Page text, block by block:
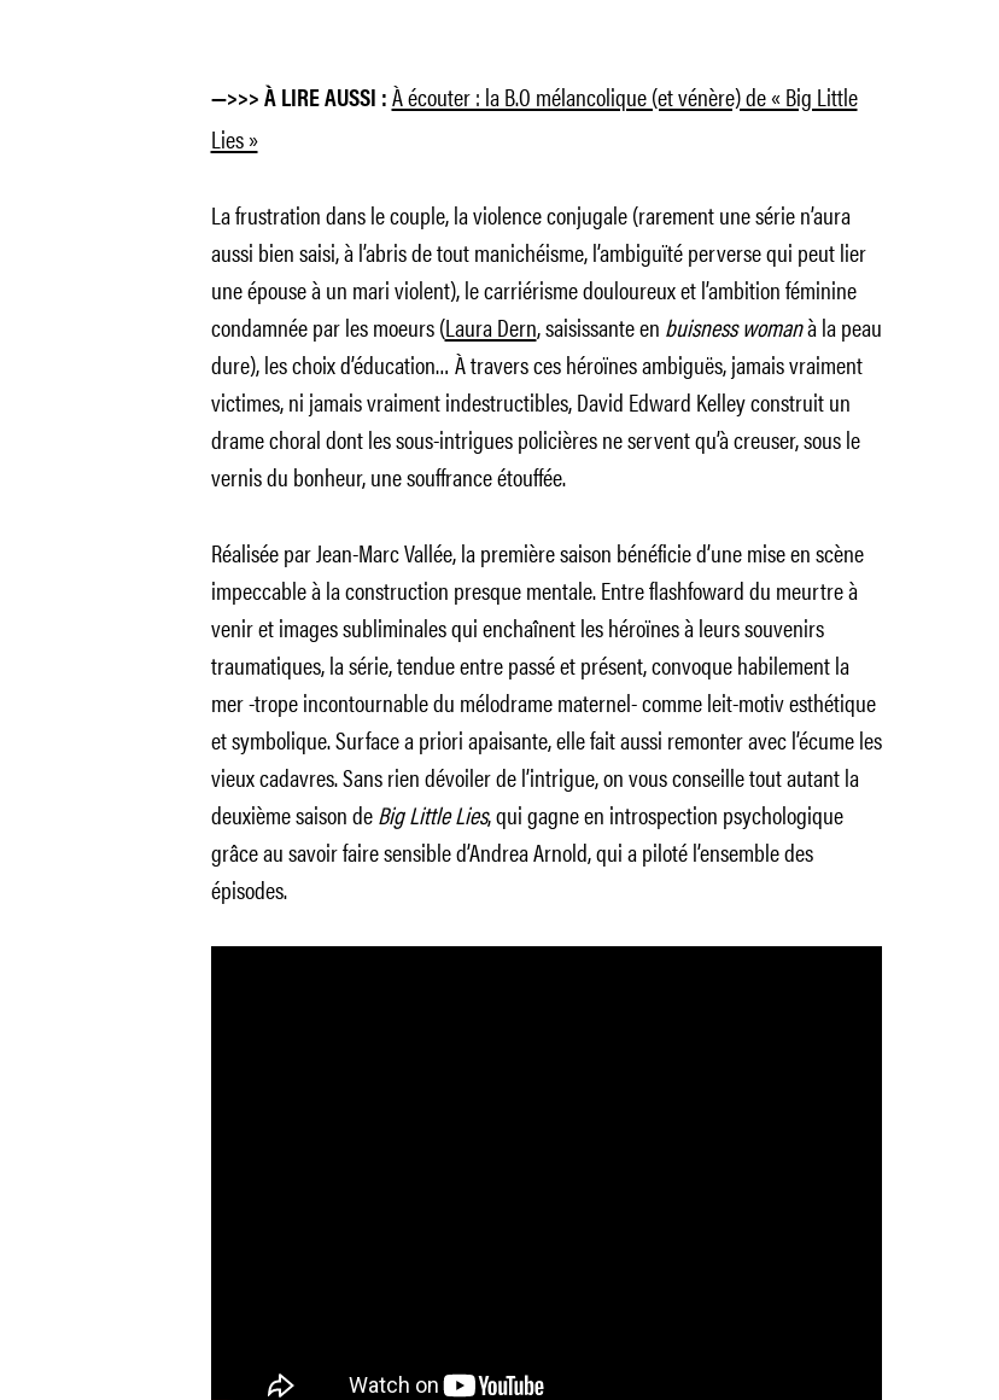
—>>> À LIRE AUSSI : À écouter : la B.O mélancolique (et vénère) de « Big Little
Lies »
La frustration dans le couple, la violence conjugale (rarement une série n’aura
aussi bien saisi, à l’abris de tout manichéisme, l’ambiguïté perverse qui peut lier
une épouse à un mari violent), le carriérisme douloureux et l’ambition féminine
condamnée par les moeurs (Laura Dern, saisissante en buisness womanà la peau
dure), les choix d’éducation… À travers ces héroïnes ambiguës, jamais vraiment
victimes, ni jamais vraiment indestructibles, David Edward Kelley construit un
drame choral dont les sous-intrigues policières ne servent qu’à creuser, sous le
vernis du bonheur, une souffrance étouffée.
Réalisée par Jean-Marc Vallée, la première saison bénéficie d’une mise en scène
impeccable à la construction presque mentale. Entre flashfoward du meurtre à
venir et images subliminales qui enchaînent les héroïnes à leurs souvenirs
traumatiques, la série, tendue entre passé et présent, convoque habilement la
mer -trope incontournable du mélodrame maternel- comme leit-motiv esthétique
et symbolique. Surface a priori apaisante, elle fait aussi remonter avec l’écume les
vieux cadavres. Sans rien dévoiler de l’intrigue, on vous conseille tout autant la
deuxième saison deBig Little Lies, qui gagne en introspection psychologique
grâce au savoir faire sensible d’Andrea Arnold, qui a piloté l’ensemble des
épisodes.